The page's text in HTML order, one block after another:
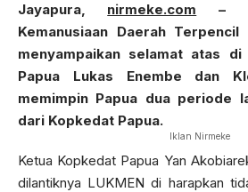
Jayapura, nirmeke.com –
Kemanusiaan Daerah Terpencil
menyampaikan selamat atas
Papua Lukas Enembe dan
memimpin Papua dua periode
dari Kopkedat Papua.
Iklan Nirmeke
Ketua Kopkedat Papua Yan
dilantiknya LUKMEN di harapkan